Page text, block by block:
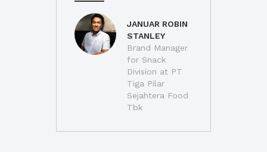
JANUAR ROBIN
STANLEY
Brand Manager
for Snack
Division at PT
Tiga Pilar
Sejahtera Food
Tbk